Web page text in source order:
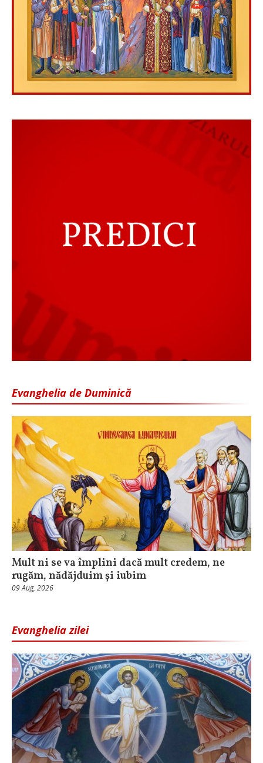
Evanghelia de Duminică
Mult ni se va împlini dacă mult credem, ne
rugăm, nădăjduim și iubim
09 Aug, 2026
Evanghelia zilei